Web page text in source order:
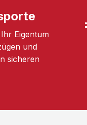
Eigentum
und
sicheren